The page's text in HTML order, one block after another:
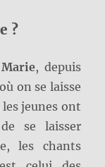
?
, depuis
on se laisse
jeunes ont
se laisser
les chants